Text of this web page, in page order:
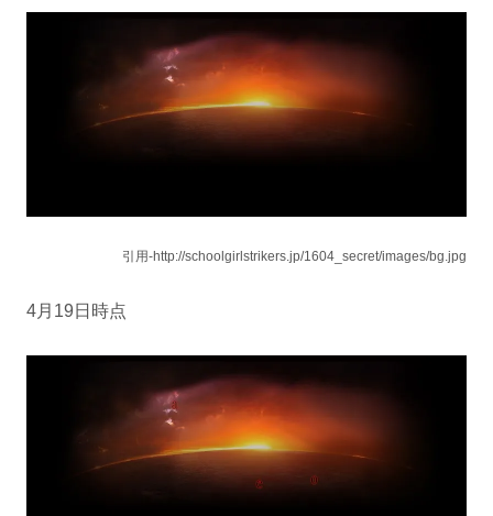
引用-http://schoolgirlstrikers.jp/1604_secret/images/bg.jpg
4月19日時点